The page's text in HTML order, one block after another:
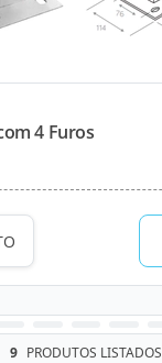
4 Furos
9 PRODUTOS LISTADOS